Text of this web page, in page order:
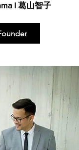
I 葛山智子